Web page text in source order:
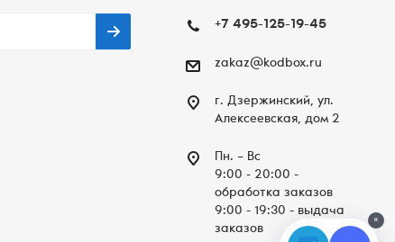
+7 495-125-19-45
zakaz@kodbox.ru
г. Дзержинский, ул.
Алексеевская, дом 2
Пн. – Вc
9:00 - 20:00 -
обработка заказов
9:00 - 19:30 - выдача
заказов
×